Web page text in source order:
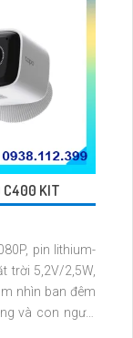
C400 KIT
pin lithium-
trời 5,2V/2,5W,
nhìn ban đêm
và con người